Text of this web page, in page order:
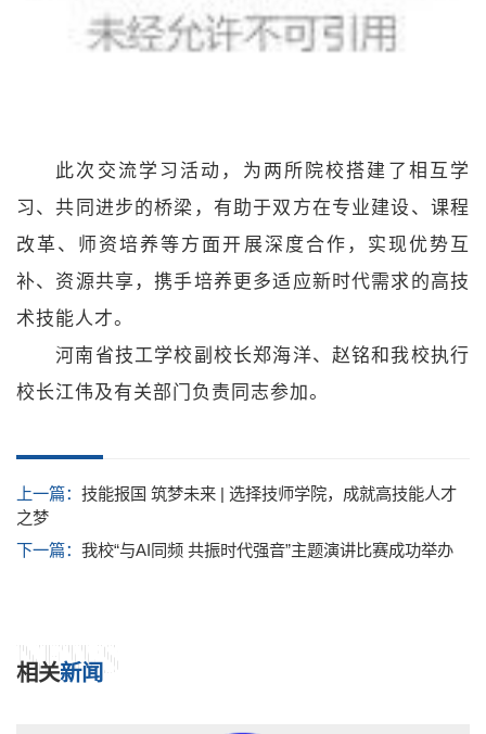
此次交流学习活动，为两所院校搭建了相互学
习、共同进步的桥梁，有助于双方在专业建设、课程
改革、师资培养等方面开展深度合作，实现优势互
补、资源共享，携手培养更多适应新时代需求的高技
术技能人才。
河南省技工学校副校长郑海洋、赵铭和我校执行
校长江伟及有关部门负责同志参加。
上一篇： 技能报国 筑梦未来 | 选择技师学院，成就高技能人才
之梦
下一篇： 我校“与AI同频 共振时代强音”主题演讲比赛成功举办
NEWS
相关新闻